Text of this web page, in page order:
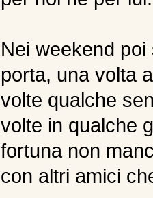
Nei weekend
porta, una volta
volte qualche
volte in qualche
fortuna non
con altri amici